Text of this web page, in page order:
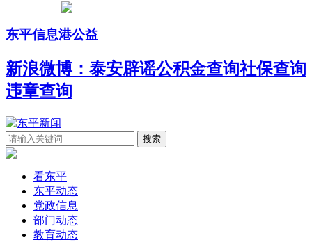
东平信息港公益
新浪微博：泰安辟谣公积金查询社保查询
违章查询
看东平
东平动态
党政信息
部门动态
教育动态